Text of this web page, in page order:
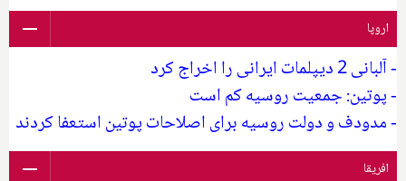
اروپا
- آلبانی 2 دیپلمات ایرانی را اخراج کرد
- پوتین: جمعیت روسیه کم است
- مدودف و دولت روسیه برای اصلاحات پوتین استعفا کردند
افریقا